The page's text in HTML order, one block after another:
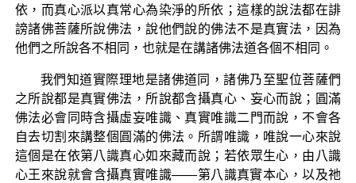
依，而真心派以真常心為染淨的所依；這樣的說法都在誹
謗諸佛菩薩所說佛法，說他們說的佛法不是真實法，因為
他們之所說各不相同，也就是在講諸佛法道各個不相同。
我們知道實際理地是諸佛道同，諸佛乃至聖位菩薩們
之所說都是真實佛法，所說都含攝真心、妄心而說；圓滿
佛法必會同時含攝虛妄唯識、真實唯識二門而說，不會各
自去切割來講整個圓滿的佛法。所謂唯識，唯說一心來說
這個是在依第八識真心如來藏而說；若依眾生心，由八識
心王來說就會含攝真實唯識——第八識真實本心，以及祂